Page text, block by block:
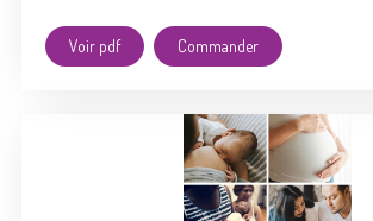
Voir pdf Commander